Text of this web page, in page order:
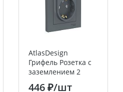
AtlasDesign
Грифель Розетка с
заземлением 2
постовая ,со
446 ₽/шт